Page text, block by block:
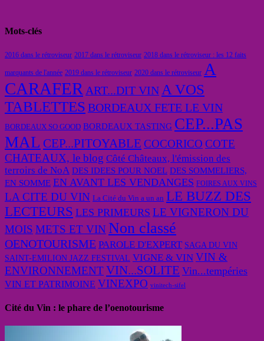
Mots-clés
2016 dans le rétroviseur 2017 dans le rétroviseur 2018 dans le rétroviseur : les 12 faits
marquants de l'année 2019 dans le rétroviseur 2020 dans le rétroviseur A
CARAFER ART...DIT VIN A VOS
TABLETTES BORDEAUX FETE LE VIN
BORDEAUX SO GOOD BORDEAUX TASTING CEP...PAS
MAL CEP...PITOYABLE COCORICO COTE
CHATEAUX, le blog Côté Châteaux, l'émission des
terroirs de NoA DES IDEES POUR NOEL DES SOMMELIERS,
EN SOMME EN AVANT LES VENDANGES FOIRES AUX VINS
LA CITE DU VIN La Cité du Vin a un an LE BUZZ DES
LECTEURS LES PRIMEURS LE VIGNERON DU
MOIS METS ET VIN Non classé
OENOTOURISME PAROLE D'EXPERT SAGA DU VIN
SAINT-EMILION JAZZ FESTIVAL VIGNE & VIN VIN &
ENVIRONNEMENTVIN...SOLITE Vin...tempéries
VIN ET PATRIMOINE VINEXPO vinitech-sifel
Cité du Vin : le phare de l’oenotourisme